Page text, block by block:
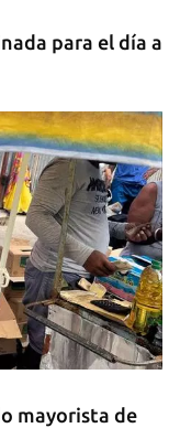
para el día a
mayorista de